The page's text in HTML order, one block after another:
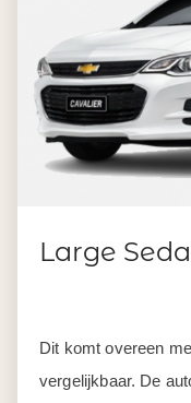
Large
Dit komt overeen
vergelijkbaar. De